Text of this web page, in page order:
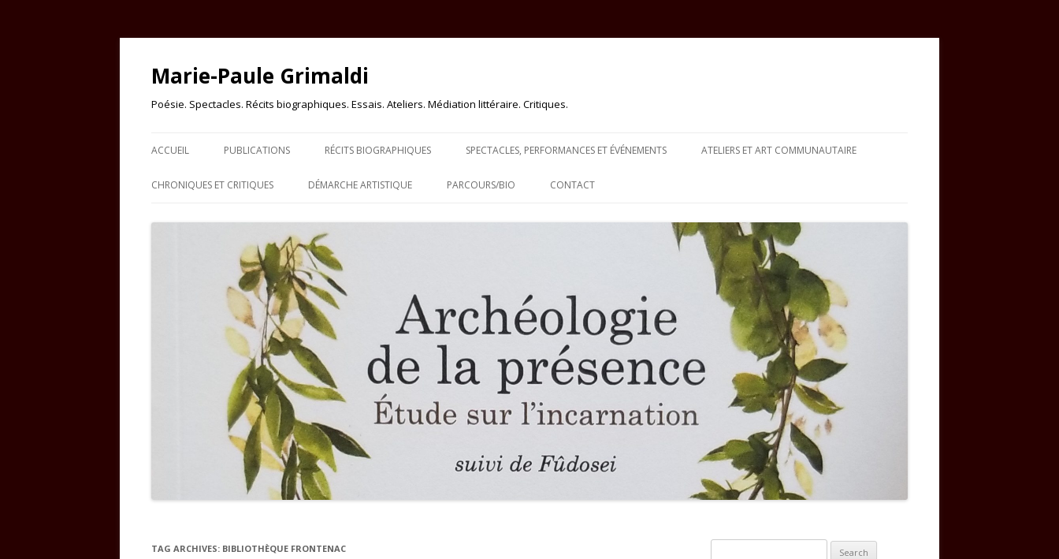
Marie-Paule Grimaldi
Poésie. Spectacles. Récits biographiques. Essais. Ateliers. Médiation littéraire. Critiques.
ACCUEIL PUBLICATIONS RÉCITS BIOGRAPHIQUES SPECTACLES, PERFORMANCES ET ÉVÉNEMENTS ATELIERS ET ART COMMUNAUTAIRE
CHRONIQUES ET CRITIQUES DÉMARCHE ARTISTIQUE PARCOURS/BIO CONTACT
TAG ARCHIVES: BIBLIOTHÈQUE FRONTENAC